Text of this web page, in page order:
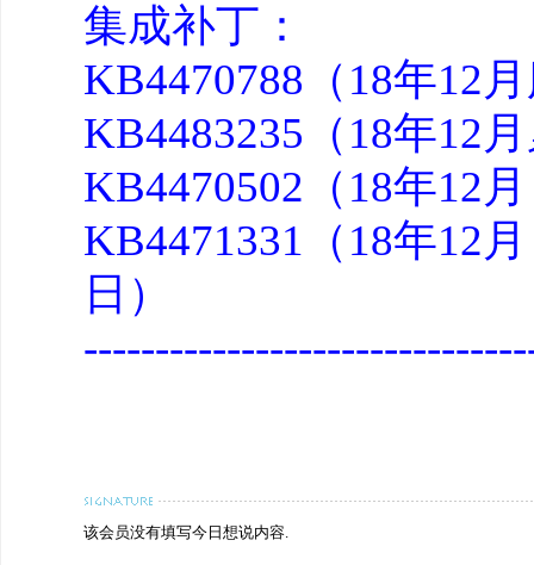
集成补丁：
KB4470788（18年12
KB4483235（18年12
KB4470502（18年12
KB4471331（18年12
日）
该会员没有填写今日想说内容.